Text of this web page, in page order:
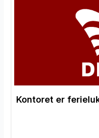
Kontoret er